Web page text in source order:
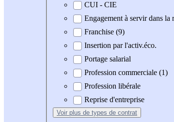
CUI - CIE
Engagement à servir dans la
Franchise (9)
Insertion par l'activ.éco.
Portage salarial
Profession commerciale (1)
Profession libérale
Reprise d'entreprise
Voir plus de types de contrat